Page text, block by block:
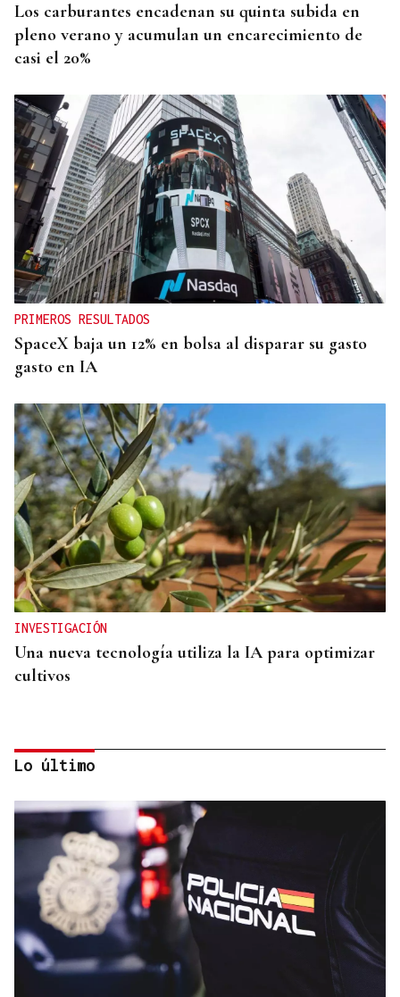
Los carburantes encadenan su quinta subida en
pleno verano y acumulan un encarecimiento de
casi el 20%
PRIMEROS RESULTADOS
SpaceX baja un 12% en bolsa al disparar su gasto
gasto en IA
INVESTIGACIÓN
Una nueva tecnología utiliza la IA para optimizar
cultivos
SIEMENS GAMESA
El Ibex 35 abre la sesión con un alza del 0,4% y
acaricia los históricos 20.100 puntos
Lo último